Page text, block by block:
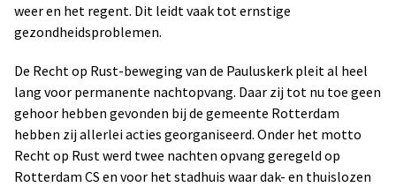
weer en het regent. Dit leidt vaak tot ernstige
gezondheidsproblemen.
De Recht op Rust-beweging van de Pauluskerk pleit al heel
lang voor permanente nachtopvang. Daar zij tot nu toe geen
gehoor hebben gevonden bij de gemeente Rotterdam
hebben zij allerlei acties georganiseerd. Onder het motto
Recht op Rust werd twee nachten opvang geregeld op
Rotterdam CS en voor het stadhuis waar dak- en thuislozen